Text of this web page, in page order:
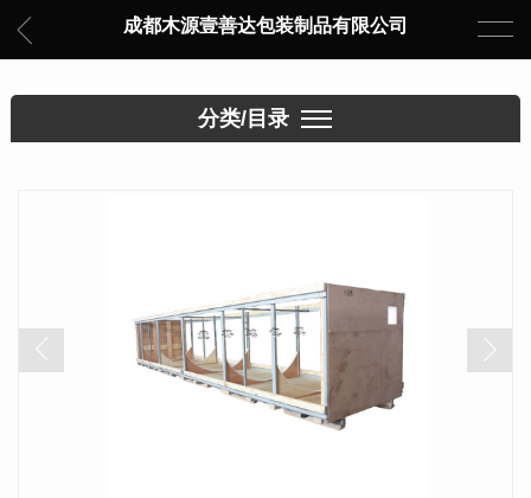
成都木源壹善达包装制品有限公司
分类/目录